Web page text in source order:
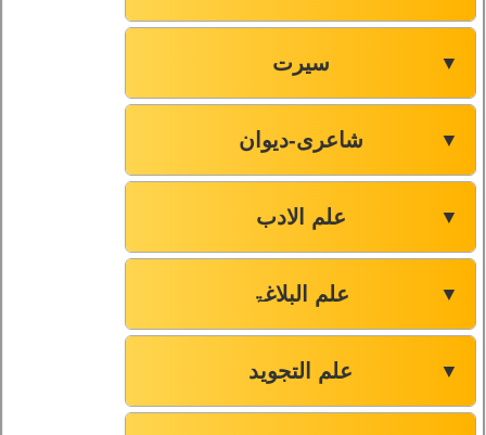
سیرت ▼
شاعری-دیوان ▼
علم الادب ▼
علم البلاغۃ ▼
علم التجوید ▼